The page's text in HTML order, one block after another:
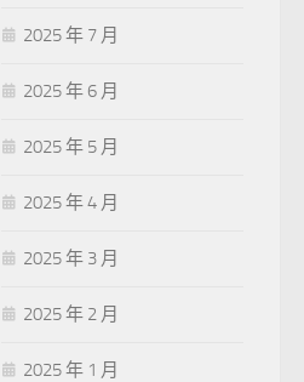
2025 年 7 月
2025 年 6 月
2025 年 5 月
2025 年 4 月
2025 年 3 月
2025 年 2 月
2025 年 1 月